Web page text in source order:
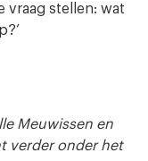
vraag stellen: wat
Meuwissen en
verder onder het